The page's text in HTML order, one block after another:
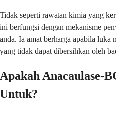
Tidak seperti rawatan kimia yang
ini berfungsi dengan mekanisme
anda. Ia amat berharga apabila luka
yang tidak dapat dibersihkan oleh
Apakah Anacaulase-
Untuk?